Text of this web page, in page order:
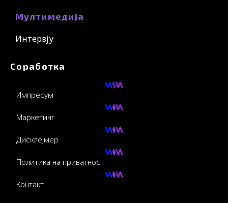
Мултимедија
Интервју
Соработка
Импресум
Маркетинг
Дисклејмер
Политика на приватност
Контакт